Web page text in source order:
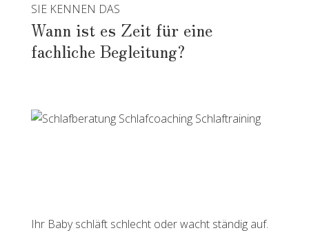
SIE KENNEN DAS
Wann ist es Zeit für eine
fachliche Begleitung?
Ihr Baby schläft schlecht oder wacht ständig auf.